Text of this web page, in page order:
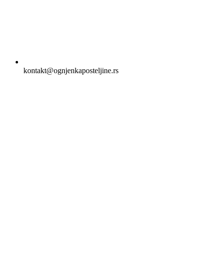
kontakt@ognjenkaposteljine.rs